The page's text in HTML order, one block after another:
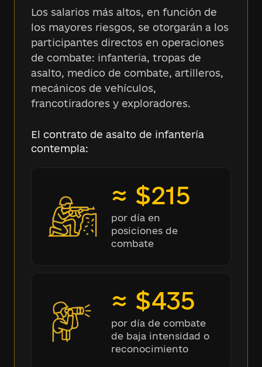
Los salarios más altos, en función de
los mayores riesgos, se otorgarán a los
participantes directos en operaciones
de combate: infanteria, tropas de
asalto, medico de combate, artilleros,
mecánicos de vehículos,
francotiradores y exploradores.
El contrato de asalto de infantería
contempla:
≈ $215
por día en
posiciones de
combate
≈ $435
por día de combate
de baja intensidad o
reconocimiento